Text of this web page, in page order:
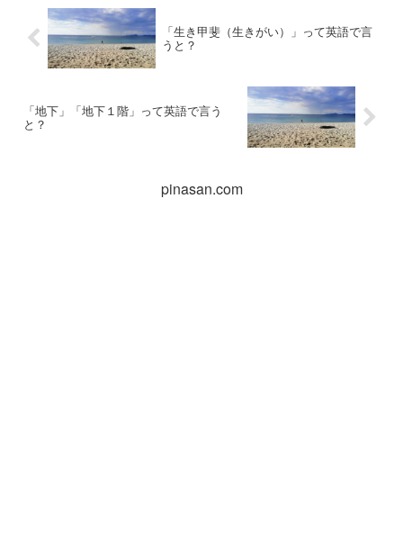
「生き甲斐（生きがい）」って英語で言
うと？
「地下」「地下１階」って英語で言う
と？
pinasan.com